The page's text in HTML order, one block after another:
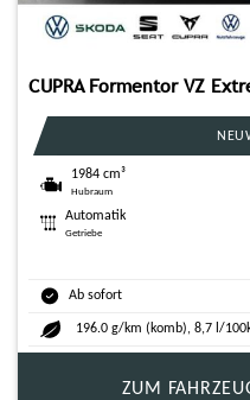
1984 cm³
Hubraum
Automatik
Getriebe
Ab sofort
196.0 g/km (komb), 8,7 l/
ZUM